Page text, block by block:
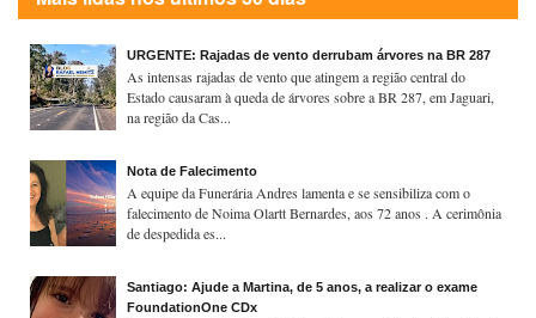
URGENTE: Rajadas de vento derrubam árvores na BR 287
As intensas rajadas de vento que atingem a região central do
Estado causaram à queda de árvores sobre a BR 287, em Jaguari,
na região da Cas...
Nota de Falecimento
A equipe da Funerária Andres lamenta e se sensibiliza com o
falecimento de Noima Olartt Bernardes, aos 72 anos . A cerimônia
de despedida es...
Santiago: Ajude a Martina, de 5 anos, a realizar o exame
FoundationOne CDx